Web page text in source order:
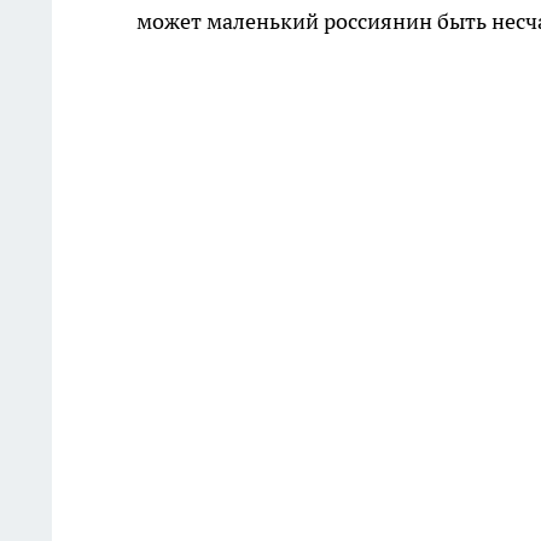
может маленький россиянин быть